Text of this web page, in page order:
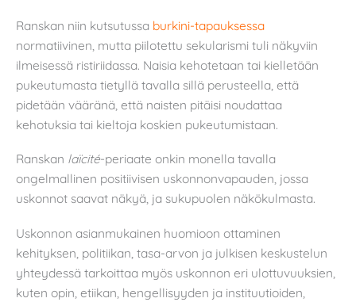
Ranskan niin kutsutussa burkini-tapauksessa
normatiivinen, mutta piilotettu sekularismi tuli näkyviin
ilmeisessä ristiriidassa. Naisia kehotetaan tai kielletään
pukeutumasta tietyllä tavalla sillä perusteella, että
pidetään vääränä, että naisten pitäisi noudattaa
kehotuksia tai kieltoja koskien pukeutumistaan.
Ranskan laïcité-periaate onkin monella tavalla
ongelmallinen positiivisen uskonnonvapauden, jossa
uskonnot saavat näkyä, ja sukupuolen näkökulmasta.
Uskonnon asianmukainen huomioon ottaminen
kehityksen, politiikan, tasa-arvon ja julkisen keskustelun
yhteydessä tarkoittaa myös uskonnon eri ulottuvuuksien,
kuten opin, etiikan, hengellisyyden ja instituutioiden,